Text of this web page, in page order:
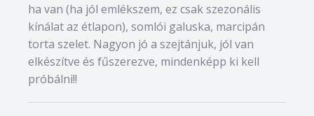
ha van (ha jól emlékszem, ez csak szezonális
kínálat az étlapon), somlói galuska, marcipán
torta szelet. Nagyon jó a szejtánjuk, jól van
elkészítve és fűszerezve, mindenképp ki kell
próbálni!!